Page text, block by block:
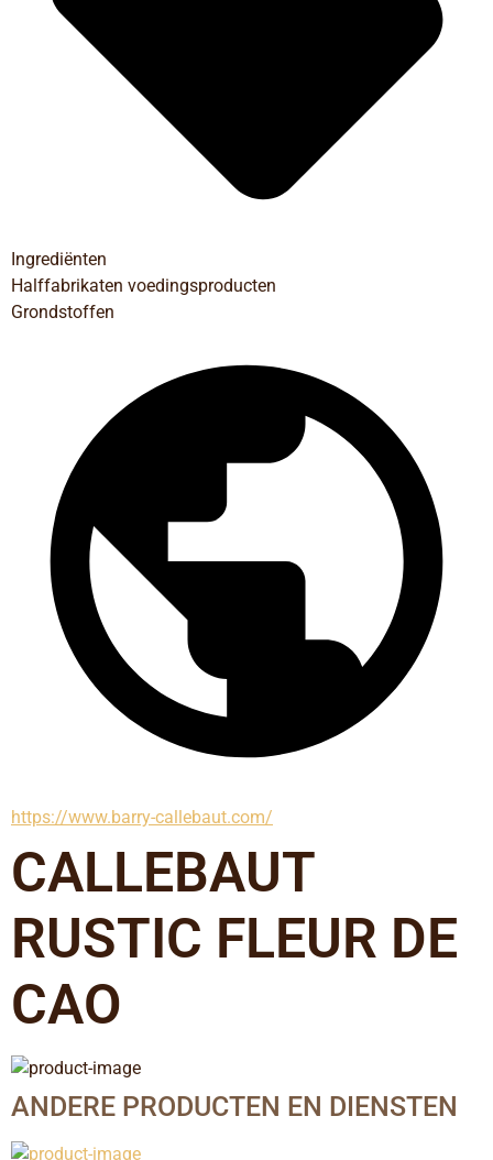
Ingrediënten
Halffabrikaten voedingsproducten
Grondstoffen
https://www.barry-callebaut.com/
CALLEBAUT
RUSTIC FLEUR DE
CAO
ANDERE PRODUCTEN EN DIENSTEN